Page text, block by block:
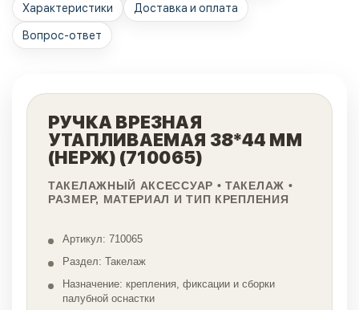
Характеристики Доставка и оплата
Вопрос-ответ
РУЧКА ВРЕЗНАЯ
УТАПЛИВАЕМАЯ 38*44 ММ
(НЕРЖ) (710065)
ТАКЕЛАЖНЫЙ АКСЕССУАР • ТАКЕЛАЖ •
РАЗМЕР, МАТЕРИАЛ И ТИП КРЕПЛЕНИЯ
Артикул: 710065
Раздел: Такелаж
Назначение: крепления, фиксации и сборки
палубной оснастки